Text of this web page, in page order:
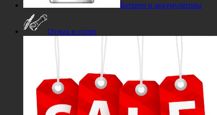
Батареи и аккумуляторы
Отдых и спорт